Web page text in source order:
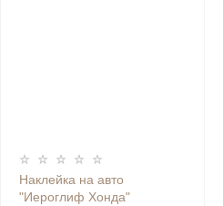
Наклейка на авто
"Иероглиф Хонда"